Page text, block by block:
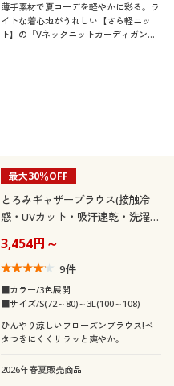
薄手素材で夏コーデを軽やかに彩る。ラ
イトな着心地がうれしい【さら軽ニッ
ト】の『Vネックニットカーディガン』
最大30％OFF
とろみギャザーブラウス(接触冷
感・UVカット・吸汗速乾・洗濯後
3,454円～
9件
■カラー/3色展開
■サイズ/S(72～80)～3L(100～108)
ひんやり涼しいフローズンブラウス!ベ
タつきにくくサラッと爽やか。
2026年春夏販売商品